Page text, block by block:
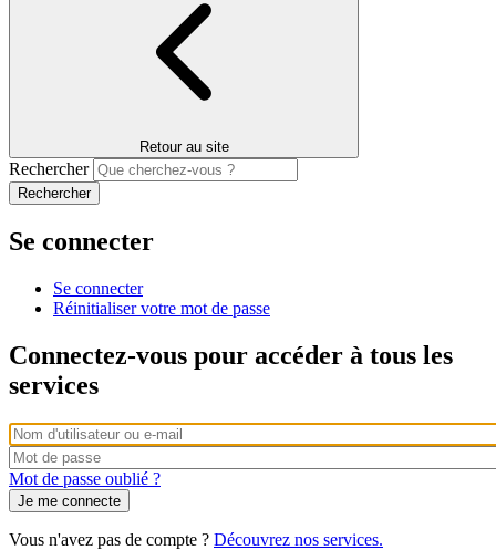
Retour au site
Rechercher
Se connecter
Onglets
principaux
Se connecter
Réinitialiser votre mot de passe
Connectez-vous pour accéder à tous les
services
Connexion
par
nom
d'utilisateur/adresse
e-
mail
Vous
pouvez
utiliser
votre
nom
Mot
de
passe
Mot de passe oublié ?
Vous n'avez pas de compte ? Découvrez nos services.